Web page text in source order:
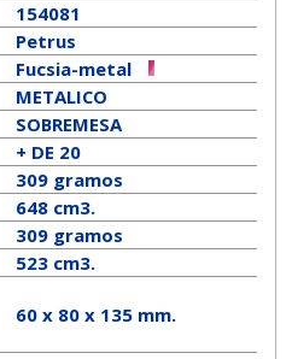
154081
Petrus
Fucsia-metal
METALICO
SOBREMESA
+ DE 20
309 gramos
648 cm3.
309gramos
523 cm3.
60 x 80 x 135 mm.